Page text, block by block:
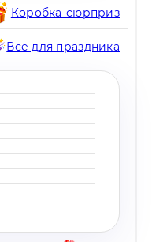
Коробка-сюрприз
Все для праздника